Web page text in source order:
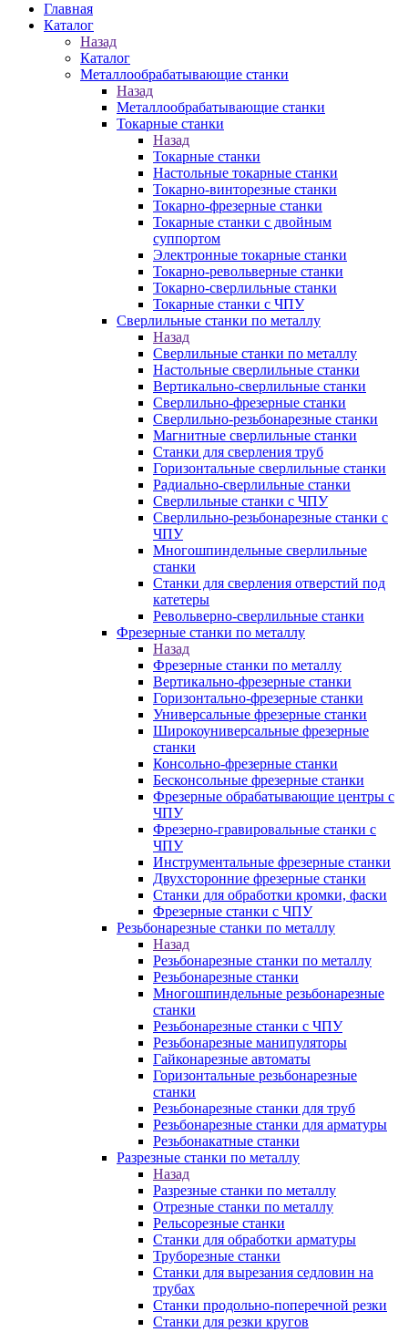
Главная
Каталог
Назад
Каталог
Металлообрабатывающие станки
Назад
Металлообрабатывающие станки
Токарные станки
Назад
Токарные станки
Настольные токарные станки
Токарно-винторезные станки
Токарно-фрезерные станки
Токарные станки с двойным
суппортом
Электронные токарные станки
Токарно-револьверные станки
Токарно-сверлильные станки
Токарные станки с ЧПУ
Сверлильные станки по металлу
Назад
Сверлильные станки по металлу
Настольные сверлильные станки
Вертикально-сверлильные станки
Сверлильно-фрезерные станки
Сверлильно-резьбонарезные станки
Магнитные сверлильные станки
Станки для сверления труб
Горизонтальные сверлильные станки
Радиально-сверлильные станки
Сверлильные станки с ЧПУ
Сверлильно-резьбонарезные станки с
ЧПУ
Многошпиндельные сверлильные
станки
Станки для сверления отверстий под
катетеры
Револьверно-сверлильные станки
Фрезерные станки по металлу
Назад
Фрезерные станки по металлу
Вертикально-фрезерные станки
Горизонтально-фрезерные станки
Универсальные фрезерные станки
Широкоуниверсальные фрезерные
станки
Консольно-фрезерные станки
Бесконсольные фрезерные станки
Фрезерные обрабатывающие центры с
ЧПУ
Фрезерно-гравировальные станки с
ЧПУ
Инструментальные фрезерные станки
Двухсторонние фрезерные станки
Станки для обработки кромки, фаски
Фрезерные станки с ЧПУ
Резьбонарезные станки по металлу
Назад
Резьбонарезные станки по металлу
Резьбонарезные станки
Многошпиндельные резьбонарезные
станки
Резьбонарезные станки с ЧПУ
Резьбонарезные манипуляторы
Гайконарезные автоматы
Горизонтальные резьбонарезные
станки
Резьбонарезные станки для труб
Резьбонарезные станки для арматуры
Резьбонакатные станки
Разрезные станки по металлу
Назад
Разрезные станки по металлу
Отрезные станки по металлу
Рельсорезные станки
Станки для обработки арматуры
Труборезные станки
Станки для вырезания седловин на
трубаx
Станки продольно-поперечной резки
Станки для резки кругов